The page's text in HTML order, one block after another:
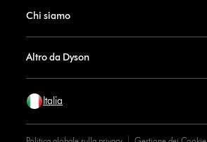
Chi siamo
Altro da Dyson
Italia